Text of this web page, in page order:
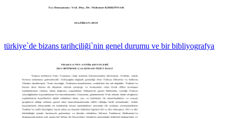
türkiye`de bizans tarihçiliği`nin genel durumu ve bir bibliyografya